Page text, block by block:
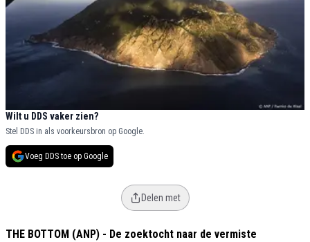
Wilt u DDS vaker zien?
Stel DDS in als voorkeursbron op Google.
Voeg DDS toe op Google
Delen met
THE BOTTOM (ANP) - De zoektocht naar de vermiste